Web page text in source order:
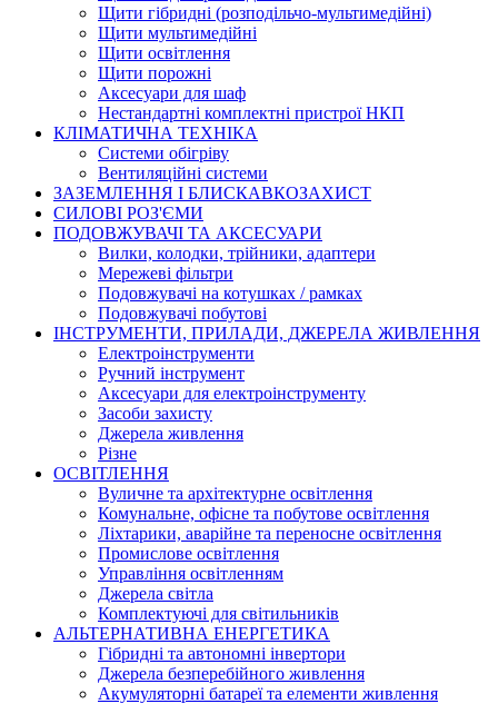
Щити гібридні (розподільчо-мультимедійні)
Щити мультимедійні
Щити освітлення
Щити порожні
Аксесуари для шаф
Нестандартні комплектні пристрої НКП
КЛІМАТИЧНА ТЕХНІКА
Системи обігріву
Вентиляційні системи
ЗАЗЕМЛЕННЯ І БЛИСКАВКОЗАХИСТ
СИЛОВІ РОЗ'ЄМИ
ПОДОВЖУВАЧІ ТА АКСЕСУАРИ
Вилки, колодки, трійники, адаптери
Мережеві фільтри
Подовжувачі на котушках / рамках
Подовжувачі побутові
ІНСТРУМЕНТИ, ПРИЛАДИ, ДЖЕРЕЛА ЖИВЛЕННЯ
Електроінструменти
Ручний інструмент
Аксесуари для електроінструменту
Засоби захисту
Джерела живлення
Різне
ОСВІТЛЕННЯ
Вуличне та архітектурне освітлення
Комунальне, офісне та побутове освітлення
Ліхтарики, аварійне та переносне освітлення
Промислове освітлення
Управління освітленням
Джерела світла
Комплектуючі для світильників
АЛЬТЕРНАТИВНА ЕНЕРГЕТИКА
Гібридні та автономні інвертори
Джерела безперебійного живлення
Акумуляторні батареї та елементи живлення